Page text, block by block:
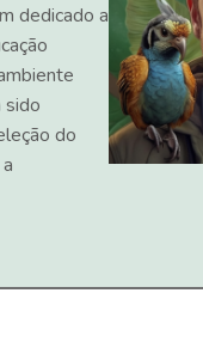
dedicado a
sido
do